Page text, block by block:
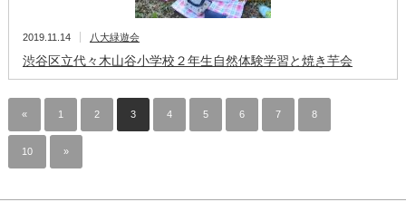
2019.11.14 八大緑遊会
渋谷区立代々木山谷小学校２年生自然体験学習と焼き芋会
« 1 2 3 4 5 6 7 8
10 »